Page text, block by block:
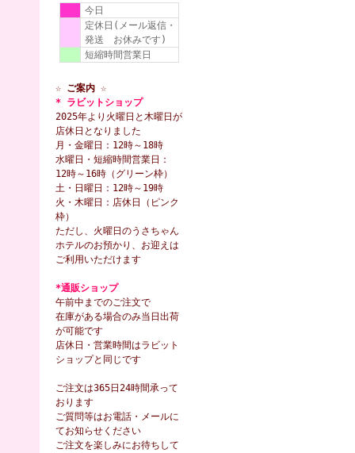
今日
定休日(メール返信・
発送 お休みです)
短縮時間営業日
☆ ご案内 ☆
* ラビットショップ
2025年より火曜日と木曜日が
店休日となりました
月・金曜日：12時～18時
水曜日・短縮時間営業日：
12時～16時（グリーン枠）
土・日曜日：12時～19時
火・木曜日：店休日（ピンク
枠）
ただし、火曜日のうさちゃん
ホテルのお預かり、お迎えは
ご利用いただけます
*通販ショップ
午前中までのご注文で
在庫がある場合のみ当日出荷
が可能です
店休日・営業時間はラビット
ショップと同じです
ご注文は365日24時間承って
おります
ご質問等はお電話・メールに
てお知らせください
ご注文を楽しみにお待ちして